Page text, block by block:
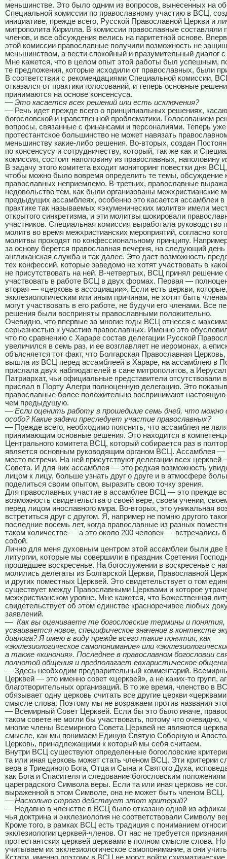
меньшинстве. Это было одним из вопросов, вынесенных на
Специальной комиссии по православному участию в ВСЦ,
инициативе, прежде всего, Русской Православной Церкви и
митрополита Кирилла. В комиссии православные составляли
членов, и все обсуждения велись на паритетной основе.
этой комиссии православные получили возможность не
меньшинством, а вести спокойный и вразумительный диалог
Мне кажется, что в целом опыт этой работы был успешным,
те предложения, которые исходили от православных, были
В соответствии с рекомендациями Специальной комиссии,
отказался от практики голосований, и теперь основные
принимаются на основе консенсуса.
— Это касается всех решений или есть исключения?
— Речь идет прежде всего о принципиальных решениях,
богословской и нравственной проблематики. Голосованием
вопросы, связанные с финансами и персоналиями. Теперь уже
протестантское большинство не может навязать
меньшинству какие-либо решения. Во-вторых, создан
по консенсусу и сотрудничеству, который, так же как и
комиссия, состоит наполовину из православных, наполовину
В задачу этого комитета входит мониторинг повестки дня
чтобы можно было вовремя определить те темы, обсуждение
православных неприемлемо. В-третьих, православные
недовольство тем, как были организованы межхристианские
предыдущих ассамблеях, особенно это касается ассамблеи в
практике так называемых «экуменических молитв» имели
открытого синкретизма, и эти молитвы шокировали
участников. Специальная комиссия выработала руководство
молитв во время межхристианских мероприятий, согласно
молитвы проходят по конфессиональному принципу.
за основу берется православная вечерня, на следующий
англиканская служба и так далее. Это дает возможность
тех конфессий, которые заведомо не хотят участвовать в
не присутствовать на ней. В-четвертых, ВСЦ принял решение
участвовать в работе ВСЦ в двух формах. Первая —
вторая — «церковь в ассоциации». Если есть церкви,
экклезиологическим или иным причинам, не хотят быть
могут участвовать в его работе, не будучи его членами. Все
решения были восприняты православными положительно.
Очевидно, что впервые за многие годы ВСЦ отнесся с
серьезностью к участию православных. Именно это
что по сравнению с Хараре состав делегации Русской
увеличился в семь раз, и ее возглавляет не иеромонах, а
объясняется тот факт, что Болгарская Православная Церковь,
вышла из ВСЦ перед ассамблеей в Хараре, на ассамблею в
прислала двух наблюдателей в сане митрополитов, а
Патриархат, чьи официальные представители отсутствовали
прислал в Порту Алегри полноценную делегацию. Это
православные более положительно воспринимают
чем предыдущую.
— Если оценить работу в прошедшие семь дней, что
особо? Какие задачи преследует участие православных?
— Прежде всего, необходимо пояснить, что ассамблея не
принимающим основные решения. Это находится в
Центрального комитета ВСЦ, который собирается раз в
является основным руководящим органом ВСЦ. Ассамблея —
место встречи. На ней присутствуют делегации всех церквей
Совета. И для них ассамблея — это редкая возможность
лицом к лицу, больше узнать друг о друге и в атмосфере
поделиться своим опытом, выразить свою точку зрения.
Для православных участие в ассамблее ВСЦ — это прежде
возможность свидетельства о своей вере, своем учении,
перед лицом инославного мира. Во-вторых, это уникальная
встретиться друг с другом. Я, например не помню другого
последние восемь лет, когда православные из разных
таком количестве — а это около 200 человек — встречались
собой.
Лично для меня духовным центром этой ассамблеи были две
литургии, которые мы совершили в праздник Сретения
прошедшее воскресенье. На богослужении в воскресенье с
молились делегаты из Болгарской Церкви, Православной
и других поместных Церквей. Это свидетельствует о том
существует между Православными Церквами и которое
межхристианском уровне. Мне кажется, что Божественная
свидетельствует об этом единстве красноречивее любых
заявлений.
— Как вы оцениваете те богословские термины и
усваивается новое, специфическое значение в контексте
диалога? Я имею в виду прежде всего такие понятия, как
«экклезиологическое самопонимание» или
а также «кинония». Последнее в православном богословии
полнотой общения и предполагает евхаристическое
— Здесь необходим предварительный комментарий.
Церквей — это именно совет «церквей», а не каких-то групп,
благотворительных организаций. В то же время, членство в
обязывает одну церковь считать все другие церкви
смысле слова. Поэтому мы не возражаем против названия
— Всемирный Совет Церквей. Если бы это было иначе,
таком совете не могли бы участвовать, потому что очевидно,
многие члены Всемирного Совета Церквей не являются
смысле, как мы понимаем Единую Святую Соборную и
Церковь, принадлежащими к который мы себя считаем.
Внутри ВСЦ существуют определенные богословские
та или иная церковь может стать членом ВСЦ. Эти критерии
вера в Триединого Бога, Отца и Сына и Святого Духа,
как Бога и Спасителя и следование богословским положениям
цареградского Символа веры. Если та или иная церковь не
выраженной в этом Символе, она не может быть членом ВСЦ.
— Насколько строго действует этот критерий?
— Недавно в членстве в ВСЦ было отказано одной из
чья доктрина и экклезиология не соответствовали Символу
Кроме того, в рамках ВСЦ есть традиция с пониманием
экклезиологии церквей-членов. От нас не требуется признания
протестантских церквей церквами в полном смысле слова.
учитываем их экклезиологическое самопонимание, а они